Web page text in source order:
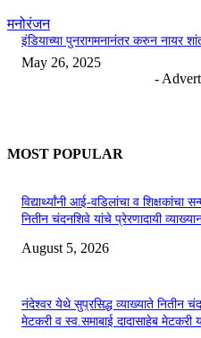
मनोरंजन
इंडियाच्या पुनरागमनानंतर करुन नायर
May 26, 2025
-
MOST POPULAR
विद्यार्थ्यांनी आई-वडिलांचा व
नितीन चंदनशिवे यांचे प्रेरणादायी
August 5, 2026
नंदेश्वर येथे सुप्रसिद्ध व्याख्याते नितीन
मेटकरी व स्व.समाबाई दादासाहेब मेटकरी